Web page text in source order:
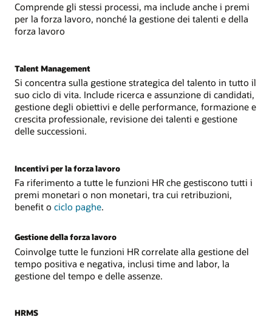
Comprende gli stessi processi, ma include anche i premi
per la forza lavoro, nonché la gestione dei talenti e della
forza lavoro
Talent Management
Si concentra sulla gestione strategica del talento in tutto il
suo ciclo di vita. Include ricerca e assunzione di candidati,
gestione degli obiettivi e delle performance, formazione e
crescita professionale, revisione dei talenti e gestione
delle successioni.
Incentivi per la forza lavoro
Fa riferimento a tutte le funzioni HR che gestiscono tutti i
premi monetari o non monetari, tra cui retribuzioni,
benefit o ciclo paghe.
Gestione della forza lavoro
Coinvolge tutte le funzioni HR correlate alla gestione del
tempo positiva e negativa, inclusi time and labor, la
gestione del tempo e delle assenze.
HRMS